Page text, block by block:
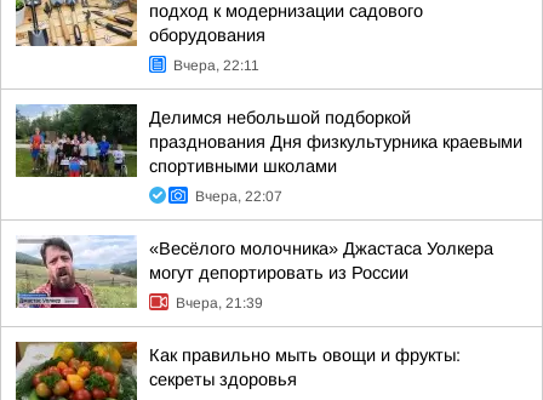
подход к модернизации садового
оборудования
Вчера, 22:11
Делимся небольшой подборкой
празднования Дня физкультурника краевыми
спортивными школами
Вчера, 22:07
«Весёлого молочника» Джастаса Уолкера
могут депортировать из России
Вчера, 21:39
Как правильно мыть овощи и фрукты:
секреты здоровья